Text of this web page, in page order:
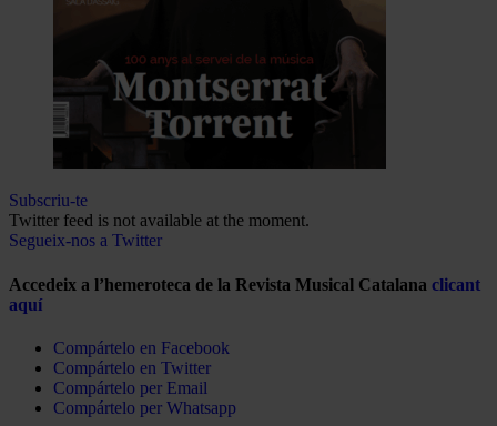
Subscriu-te
Twitter feed is not available at the moment.
Segueix-nos a Twitter
Accedeix a l’hemeroteca de la Revista Musical Catalana clicant
aquí
Compártelo en Facebook
Compártelo en Twitter
Compártelo per Email
Compártelo per Whatsapp